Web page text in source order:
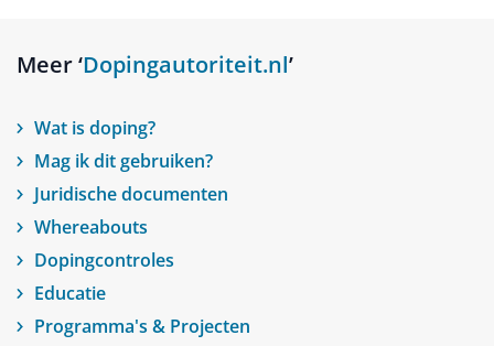
Meer ‘Dopingautoriteit.nl’
Wat is doping?
Mag ik dit gebruiken?
Juridische documenten
Whereabouts
Dopingcontroles
Educatie
Programma's & Projecten